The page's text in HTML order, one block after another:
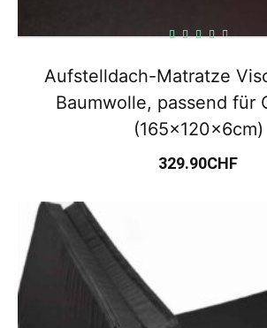
Aufstelldach-Matratze
Baumwolle, passend für
(165x120x6cm)
329.90CHF